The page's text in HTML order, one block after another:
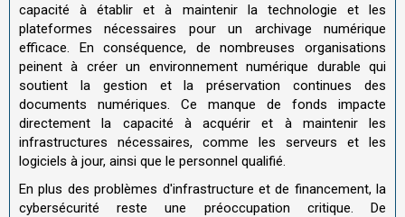
capacité à établir et à maintenir la technologie et les
plateformes nécessaires pour un archivage numérique
efficace. En conséquence, de nombreuses organisations
peinent à créer un environnement numérique durable qui
soutient la gestion et la préservation continues des
documents numériques. Ce manque de fonds impacte
directement la capacité à acquérir et à maintenir les
infrastructures nécessaires, comme les serveurs et les
logiciels à jour, ainsi que le personnel qualifié.
En plus des problèmes d'infrastructure et de financement, la
cybersécurité reste une préoccupation critique. De